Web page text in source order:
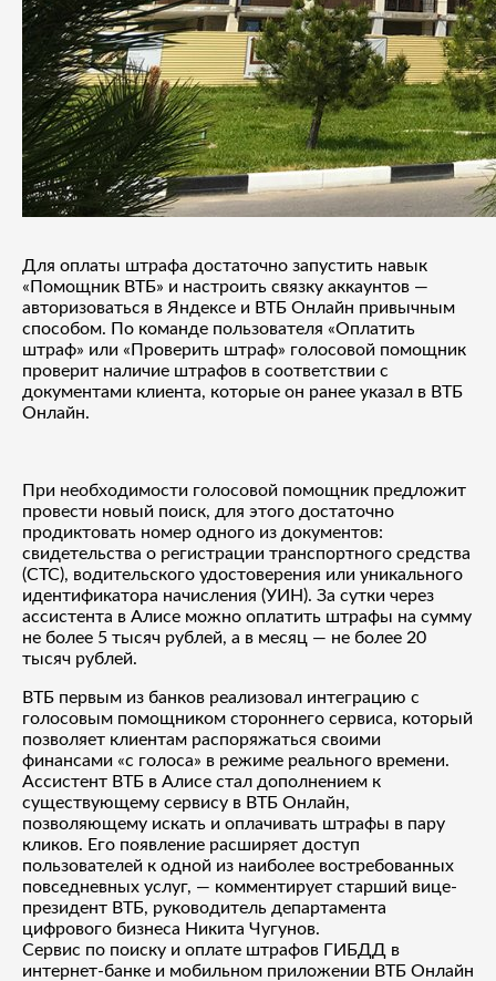
Для оплаты штрафа достаточно запустить навык
«Помощник ВТБ» и настроить связку аккаунтов —
авторизоваться в Яндексе и ВТБ Онлайн привычным
способом. По команде пользователя «Оплатить
штраф» или «Проверить штраф» голосовой помощник
проверит наличие штрафов в соответствии с
документами клиента, которые он ранее указал в ВТБ
Онлайн.
При необходимости голосовой помощник предложит
провести новый поиск, для этого достаточно
продиктовать номер одного из документов:
свидетельства о регистрации транспортного средства
(СТС), водительского удостоверения или уникального
идентификатора начисления (УИН). За сутки через
ассистента в Алисе можно оплатить штрафы на сумму
не более 5 тысяч рублей, а в месяц — не более 20
тысяч рублей.
ВТБ первым из банков реализовал интеграцию с
голосовым помощником стороннего сервиса, который
позволяет клиентам распоряжаться своими
финансами «с голоса» в режиме реального времени.
Ассистент ВТБ в Алисе стал дополнением к
существующему сервису в ВТБ Онлайн,
позволяющему искать и оплачивать штрафы в пару
кликов. Его появление расширяет доступ
пользователей к одной из наиболее востребованных
повседневных услуг, — комментирует старший вице-
президент ВТБ, руководитель департамента
цифрового бизнеса Никита Чугунов.
Сервис по поиску и оплате штрафов ГИБДД в
интернет-банке и мобильном приложении ВТБ Онлайн